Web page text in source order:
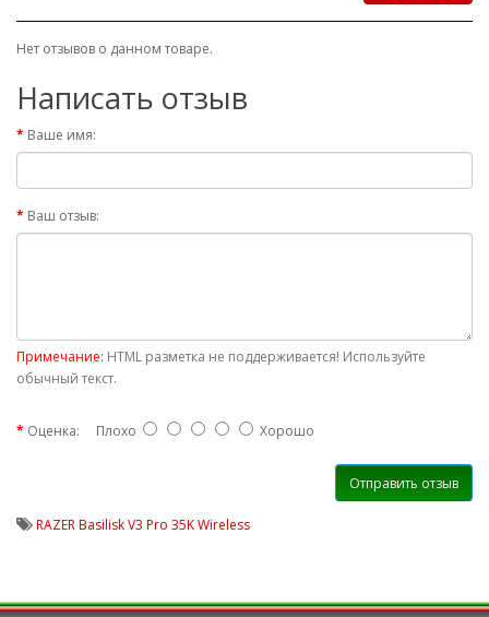
Нет отзывов о данном товаре.
Написать отзыв
Ваше имя:
Ваш отзыв:
Примечание: HTML разметка не поддерживается! Используйте
обычный текст.
Оценка: Плохо Хорошо
Отправить отзыв
RAZER Basilisk V3 Pro 35K Wireless